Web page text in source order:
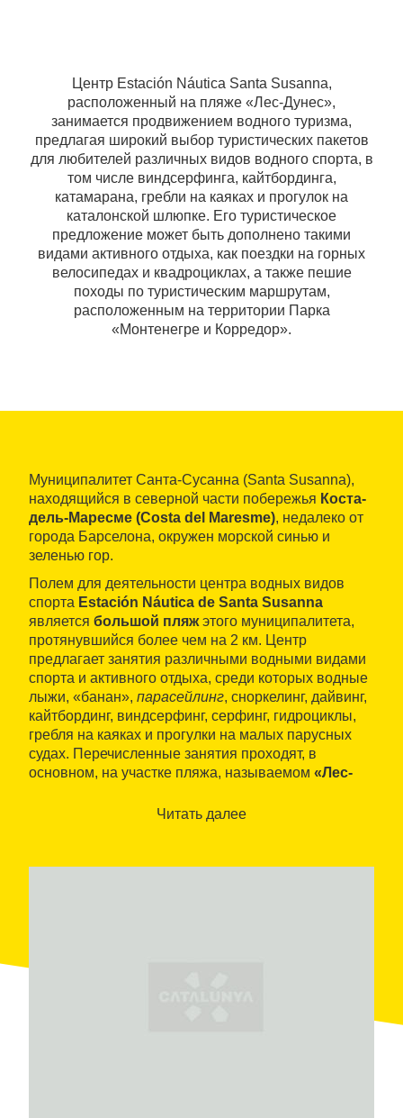
Центр Estación Náutica Santa Susanna,
расположенный на пляже «Лес-Дунес»,
занимается продвижением водного туризма,
предлагая широкий выбор туристических пакетов
для любителей различных видов водного спорта, в
том числе виндсерфинга, кайтбординга,
катамарана, гребли на каяках и прогулок на
каталонской шлюпке. Его туристическое
предложение может быть дополнено такими
видами активного отдыха, как поездки на горных
велосипедах и квадроциклах, а также пешие
походы по туристическим маршрутам,
расположенным на территории Парка
«Монтенегре и Корредор».
Муниципалитет Санта-Сусанна (Santa Susanna),
находящийся в северной части побережья Коста-
дель-Маресме (Сosta del Maresme), недалеко от
города Барселона, окружен морской синью и
зеленью гор.
Полем для деятельности центра водных видов
спорта Estación Náutica de Santa Susanna
является большой пляжэтого муниципалитета,
протянувшийся более чем на 2 км. Центр
предлагает занятия различными водными видами
спорта и активного отдыха, среди которых водные
лыжи, «банан», парасейлинг, сноркелинг, дайвинг,
кайтбординг, виндсерфинг, серфинг, гидроциклы,
гребля на каяках и прогулки на малых парусных
судах. Перечисленные занятия проходят, в
основном, на участке пляжа, называемом «Лес-
данного центра. Здесь вы также сможете
Читать далее